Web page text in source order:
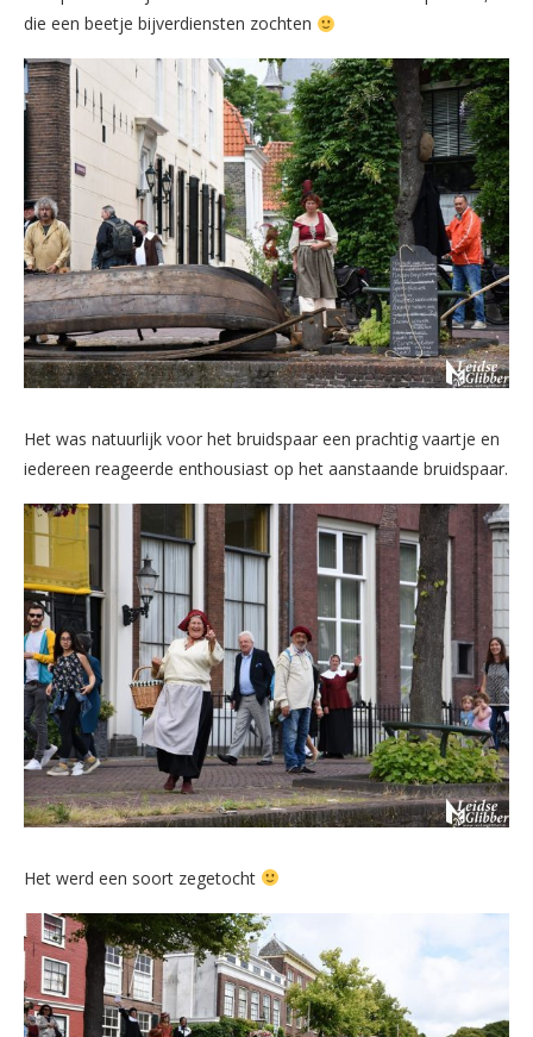
die een beetje bijverdiensten zochten
Het was natuurlijk voor het bruidspaar een prachtig vaartje en
iedereen reageerde enthousiast op het aanstaande bruidspaar.
Het werd een soort zegetocht